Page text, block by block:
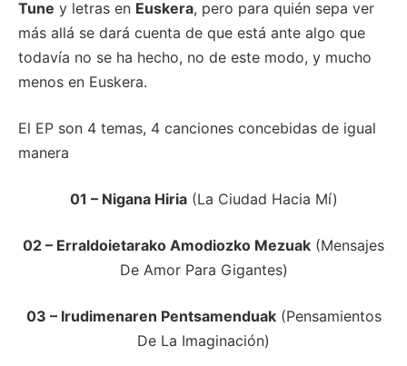
Tune y letras en Euskera, pero para quién sepa ver
más allá se dará cuenta de que está ante algo que
todavía no se ha hecho, no de este modo, y mucho
menos en Euskera.
El EP son 4 temas, 4 canciones concebidas de igual
manera
01 – Nigana Hiria(La Ciudad Hacia Mí)
02 – Erraldoietarako Amodiozko Mezuak (Mensajes
De Amor Para Gigantes)
03 – Irudimenaren Pentsamenduak(Pensamientos
De La Imaginación)